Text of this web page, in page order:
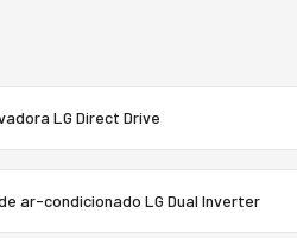
LG Direct Drive
ar-condicionado LG Dual Inverter